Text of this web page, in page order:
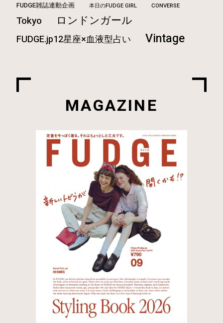
FUDGE雑誌連動企画 本日のFUDGE GIRL CONVERSE
Tokyo ロンドンガール
FUDGE.jp12星座×血液型占い Vintage
MAGAZINE